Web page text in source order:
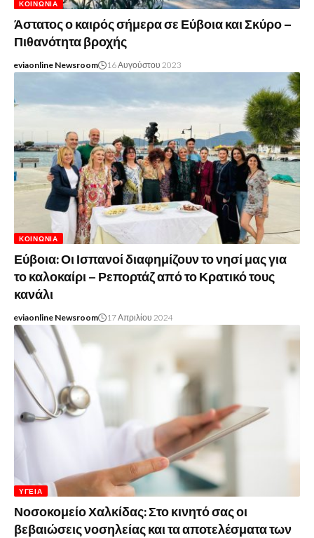
ΚΟΙΝΩΝΊΑ
Άστατος ο καιρός σήμερα σε Εύβοια και Σκύρο –
Πιθανότητα βροχής
eviaonline Newsroom 16 Αυγούστου 2023
ΚΟΙΝΩΝΊΑ
Εύβοια: Οι Ισπανοί διαφημίζουν το νησί μας για
το καλοκαίρι – Ρεπορτάζ από το Κρατικό τους
κανάλι
eviaonline Newsroom 17 Απριλίου 2024
ΥΓΕΊΑ
Νοσοκομείο Χαλκίδας: Στο κινητό σας οι
βεβαιώσεις νοσηλείας και τα αποτελέσματα των